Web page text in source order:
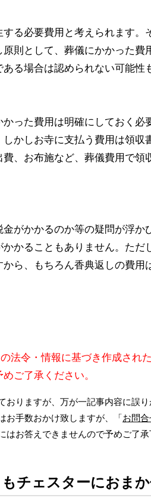
る必要費用と考えられます
則として、葬儀にかかった費
る場合は認められない可能性
った費用は明確にしておく
かしお寺に支払う費用は領収
、お布施など、葬儀費用で
がかかるのか等の疑問が浮
かることもありません。た
ら、もちろん香典返しの費
法令・情報に基づき作成された
ご了承ください。
りますが、万が一記事内容に誤
お手数おかけ致しますが、「お問
お答えできませんので予めご了承
チェスターにおまか